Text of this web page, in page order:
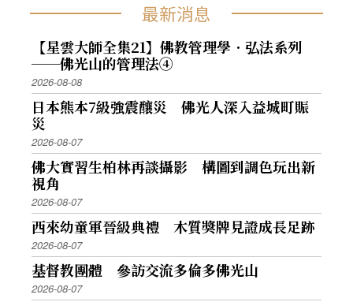
最新消息
【星雲大師全集21】佛教管理學．弘法系列
──佛光山的管理法④
2026-08-08
日本熊本7級強震釀災 佛光人深入益城町賑
災
2026-08-07
佛大實習生柏林再談攝影 構圖到調色玩出新
視角
2026-08-07
西來幼童軍晉級典禮 木質獎牌見證成長足跡
2026-08-07
基督教團體 參訪交流多倫多佛光山
2026-08-07